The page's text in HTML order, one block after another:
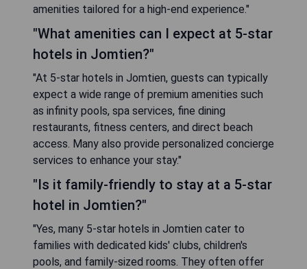
amenities tailored for a high-end experience."
"What amenities can I expect at 5-star
hotels in Jomtien?"
"At 5-star hotels in Jomtien, guests can typically
expect a wide range of premium amenities such
as infinity pools, spa services, fine dining
restaurants, fitness centers, and direct beach
access. Many also provide personalized concierge
services to enhance your stay."
"Is it family-friendly to stay at a 5-star
hotel in Jomtien?"
"Yes, many 5-star hotels in Jomtien cater to
families with dedicated kids' clubs, children's
pools, and family-sized rooms. They often offer